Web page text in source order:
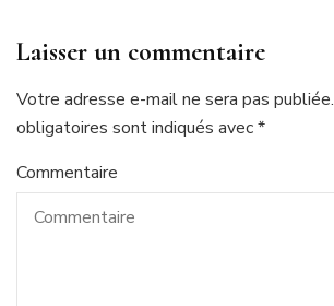
Laisser un commentaire
Votre adresse e-mail ne sera pas publiée.
obligatoires sont indiqués avec*
Commentaire